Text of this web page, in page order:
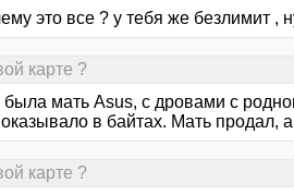
это все ? у тебя же безлимит ,
карте ?
мать Asus, с дровами с
в байтах. Мать продал,
карте ?